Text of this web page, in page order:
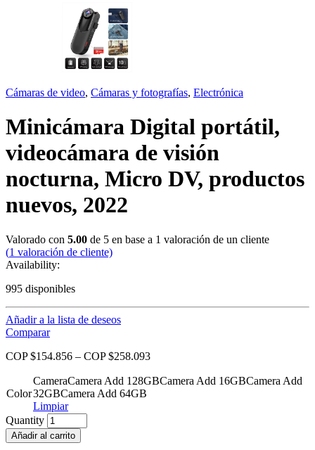
Cámaras de video, Cámaras y fotografías, Electrónica
Minicámara Digital portátil,
videocámara de visión
nocturna, Micro DV, productos
nuevos, 2022
Valorado con 5.00 de 5 en base a 1 valoración de un cliente
(1 valoración de cliente)
Availability:
995 disponibles
Añadir a la lista de deseos
Comparar
COP $154.856 – COP $258.093
Color
CameraCamera Add 128GBCamera Add 16GBCamera Add
32GBCamera Add 64GB
Limpiar
Quantity
Añadir al carrito